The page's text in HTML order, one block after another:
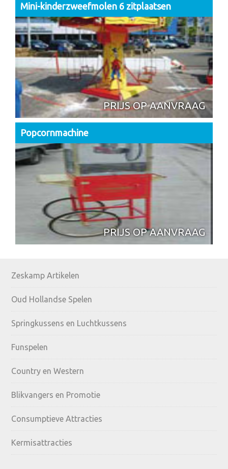
Mini-kinderzweefmolen 6 zitplaatsen
PRIJS OP AANVRAAG
Popcornmachine
PRIJS OP AANVRAAG
Primary
Sidebar
Zeskamp Artikelen
Oud Hollandse Spelen
Springkussens en Luchtkussens
Funspelen
Country en Western
Blikvangers en Promotie
Consumptieve Attracties
Kermisattracties